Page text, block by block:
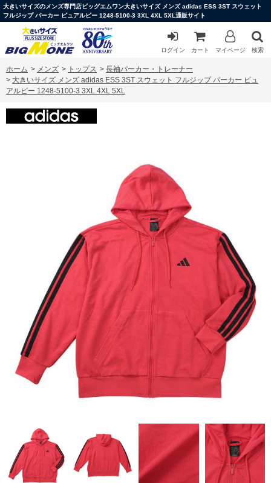
大きいサイズのメンズ専門店ビッグエムワン大きいサイズ メンズ adidas ESS 3ST スウェット
フルジップ パーカー ピュアルビー 1248-5100-3 3XL 4XL 5XL通販サイト
ログイン カート マイページ 検索
ホーム > メンズ > トップス > 長袖パーカー・トレーナー
> 大きいサイズ メンズ adidas ESS 3ST スウェット フルジップ パーカー ピュ
アルビー 1248-5100-3 3XL 4XL 5XL